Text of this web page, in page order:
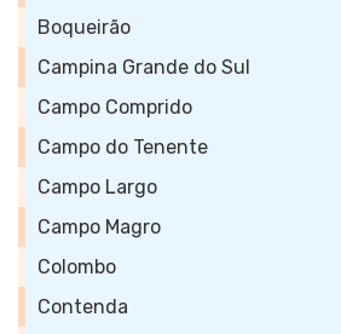
Boqueirão
Campina Grande do Sul
Campo Comprido
Campo do Tenente
Campo Largo
Campo Magro
Colombo
Contenda